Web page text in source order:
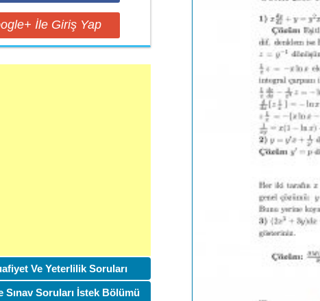
İle Giriş Yap
Ve Yeterlilik Soruları
Sınav Soruları İstek Bölümü